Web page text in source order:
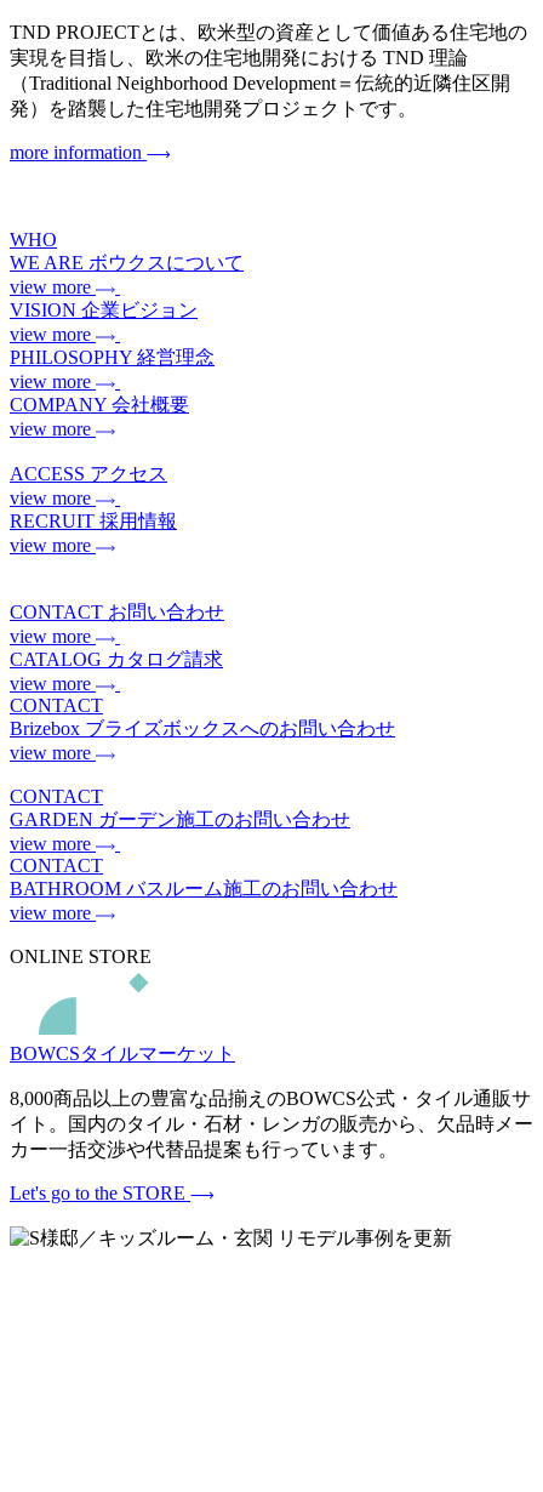
TND PROJECTとは、欧米型の資産として価値ある住宅地の
実現を目指し、欧米の住宅地開発における TND 理論
（Traditional Neighborhood Development＝伝統的近隣住区開
発）を踏襲した住宅地開発プロジェクトです。
more information
WHO
WE ARE ボウクスについて
view more
VISION 企業ビジョン
view more
PHILOSOPHY 経営理念
view more
COMPANY 会社概要
view more
ACCESS アクセス
view more
RECRUIT 採用情報
view more
CONTACT お問い合わせ
view more
CATALOG カタログ請求
view more
CONTACT
Brizebox ブライズボックスへのお問い合わせ
view more
CONTACT
GARDEN ガーデン施工のお問い合わせ
view more
CONTACT
BATHROOM バスルーム施工のお問い合わせ
view more
ONLINE STORE
BOWCSタイルマーケット
8,000商品以上の豊富な品揃えのBOWCS公式・タイル通販サ
イト。国内のタイル・石材・レンガの販売から、欠品時メー
カー一括交渉や代替品提案も行っています。
Let's go to the STORE